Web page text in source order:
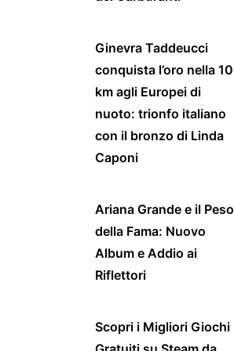
Ginevra Taddeucci
conquista l’oro nella 10
km agli Europei di
nuoto: trionfo italiano
con il bronzo di Linda
Caponi
Ariana Grande e il Peso
della Fama: Nuovo
Album e Addio ai
Riflettori
Scopri i Migliori Giochi